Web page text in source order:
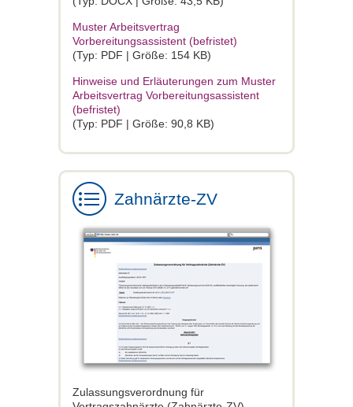
Muster Arbeitsvertrag
Vorbereitungsassistent (befristet)
(Typ: PDF | Größe: 154 KB)
Hinweise und Erläuterungen zum Muster
Arbeitsvertrag Vorbereitungsassistent
(befristet)
(Typ: PDF | Größe: 90,8 KB)
Zahnärzte-ZV
Zulassungsverordnung für